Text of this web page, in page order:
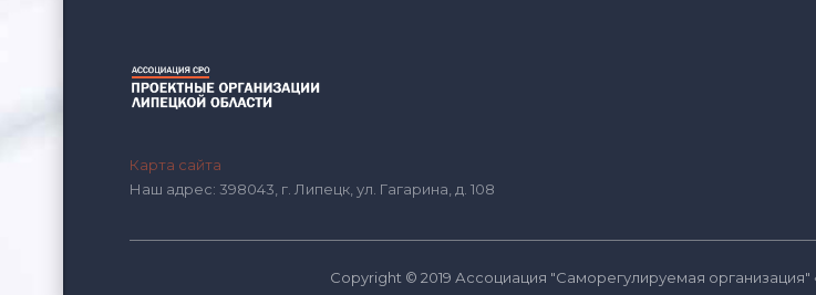
Карта сайта
Наш адрес: 398043, г. Липецк, ул. Гагарина, д. 108
Copyright © 2019 Ассоциация "Саморегулируемая